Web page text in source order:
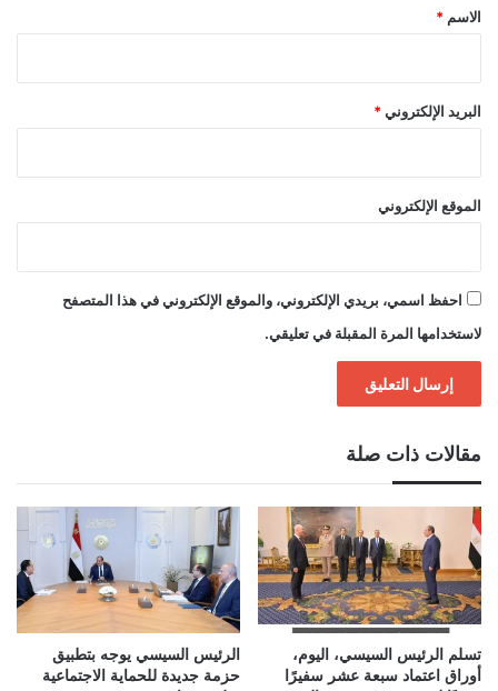
*
الاسم *
البريد الإلكتروني *
الموقع الإلكتروني
احفظ اسمي، بريدي الإلكتروني، والموقع الإلكتروني في هذا المتصفح
لاستخدامها المرة المقبلة في تعليقي.
مقالات ذات صلة
تسلم الرئيس السيسي، اليوم،
أوراق اعتماد سبعة عشر سفيرًا
الرئيس السيسي يوجه بتطبيق
حزمة جديدة للحماية الاجتماعية